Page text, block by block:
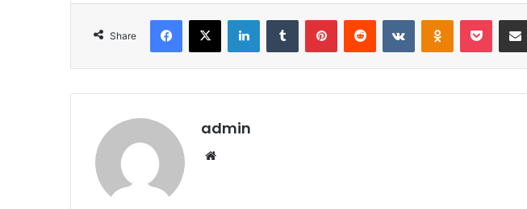
Share
Facebook
X LinkedInTumblr PinterestReddit VKontakteOdnoklassniki
Pocket
admin